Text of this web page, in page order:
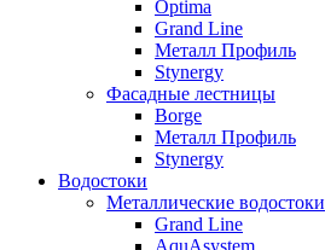
Optima
Grand Line
Металл Профиль
Stynergy
Фасадные лестницы
Borge
Металл Профиль
Stynergy
Водостоки
Металлические водостоки
Grand Line